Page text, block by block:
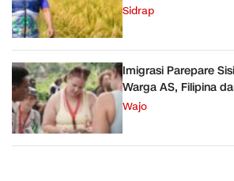
Sidrap
Imigrasi Parepare
Warga AS, Filipina
Wajo